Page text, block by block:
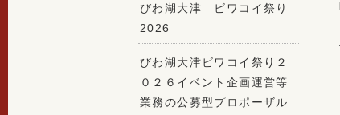
びわ湖大津 ビワコイ祭り
2026
びわ湖大津ビワコイ祭り２
０２６イベント企画運営等
業務の公募型プロポーザル